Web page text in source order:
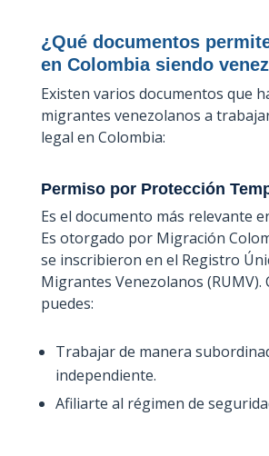
¿Qué documentos
en Colombia siendo
Existen varios documentos que
migrantes venezolanos a
legal en Colombia:
Permiso por Protección
Es el documento más relevante
Es otorgado por Migración
se inscribieron en el Registro
Migrantes Venezolanos (RUMV).
puedes:
Trabajar de manera
independiente.
Afiliarte al régimen de